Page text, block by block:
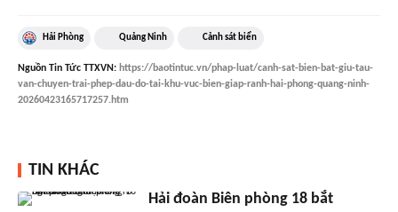
Hải Phòng Quảng Ninh Cảnh sát biển
Nguồn Tin Tức TTXVN: https://baotintuc.vn/phap-luat/canh-sat-bien-bat-giu-tau-
van-chuyen-trai-phep-dau-do-tai-khu-vuc-bien-giap-ranh-hai-phong-quang-ninh-
20260423165717257.htm
TIN KHÁC
Hải đoàn Biên phòng 18 bắt